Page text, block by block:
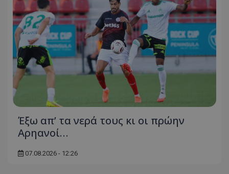
Έξω απ’ τα νερά τους κι οι πρώην
Αρηανοί…
07.08.2026 - 12:26